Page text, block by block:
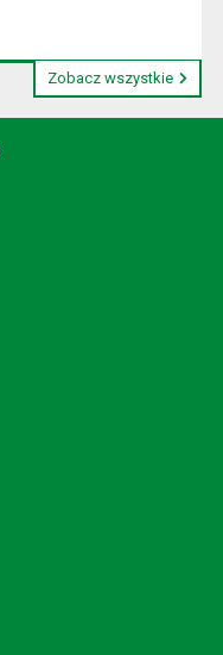
Zobacz wszystkie